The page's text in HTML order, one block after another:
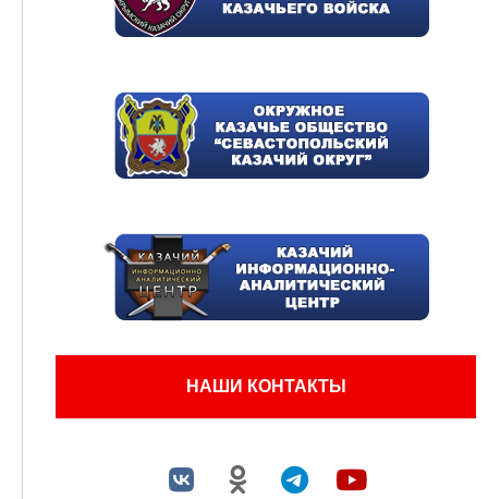
НАШИ КОНТАКТЫ